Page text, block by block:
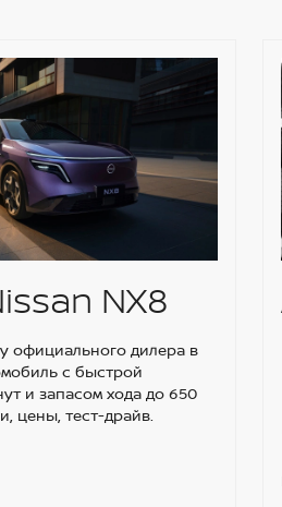
NX8
официального дилера в
с быстрой
и запасом хода до 650
цены, тест-драйв.